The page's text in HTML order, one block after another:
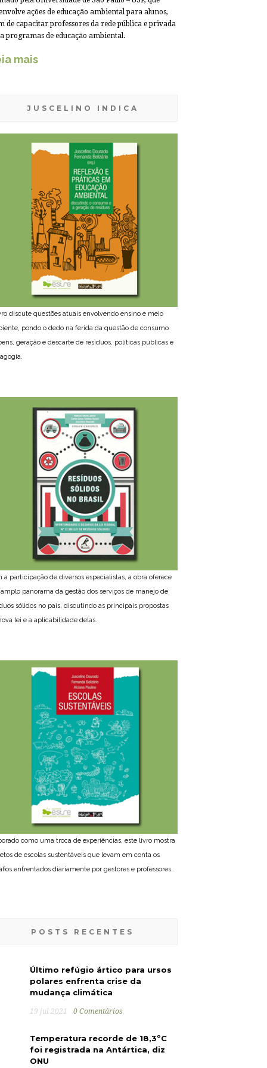
ações de educação ambiental para alunos,
de capacitar professores da rede pública e privada
programas de educação ambiental.
mais
JUSCELINO INDICA
discute questões atuais envolvendo ensino e meio
pondo o dedo na ferida da questão de consumo
geração e descarte de resíduos, políticas públicas e
a participação de diversos especialistas, a obra oferece
panorama da gestão dos serviços de manejo de
sólidos no país, discutindo as principais propostas
lei e a aplicabilidade delas.
como uma troca de experiências, este livro mostra
de escolas sustentáveis que levam em conta os
enfrentados diariamente por gestores e professores.
POSTS RECENTES
Último refúgio ártico para ursos
polares enfrenta crise da
mudança climática
19 jul 2021 0 Comentários
Temperatura recorde de 18,3ºC
foi registrada na Antártica, diz
ONU